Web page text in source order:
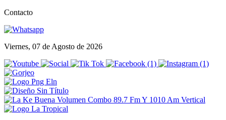
Contacto
Viernes, 07 de Agosto de 2026